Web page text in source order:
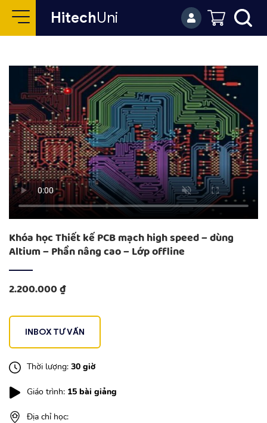
HitechUni
Khóa học Thiết kế PCB mạch high speed – dùng
Altium – Phần nâng cao – Lớp offline
2.200.000₫
INBOX TƯ VẤN
Thời lượng: 30 giờ
Giáo trình: 15 bài giảng
Địa chỉ học: